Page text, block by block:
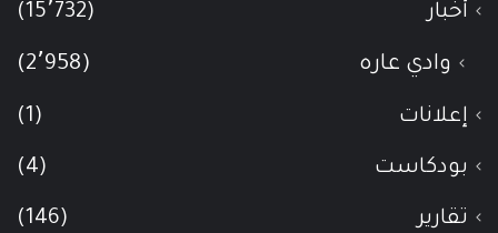
أخبار (15٬732)
وادي عاره (2٬958)
إعلانات (1)
بودكاست (4)
تقارير (146)